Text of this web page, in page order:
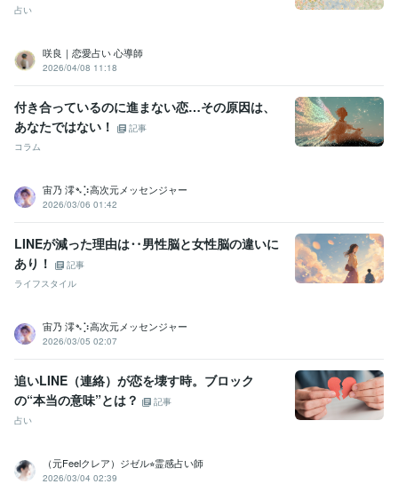
占い
咲良｜恋愛占い 心導師
2026/04/08 11:18
付き合っているのに進まない恋…その原因は、
あなたではない！
記事
コラム
宙乃 澪➴⡱高次元メッセンジャー
2026/03/06 01:42
LINEが減った理由は‥男性脳と女性脳の違いに
あり！
記事
ライフスタイル
宙乃 澪➴⡱高次元メッセンジャー
2026/03/05 02:07
追いLINE（連絡）が恋を壊す時。ブロック
の“本当の意味”とは？
記事
占い
（元Feelクレア）ジゼル⭐︎霊感占い師
2026/03/04 02:39